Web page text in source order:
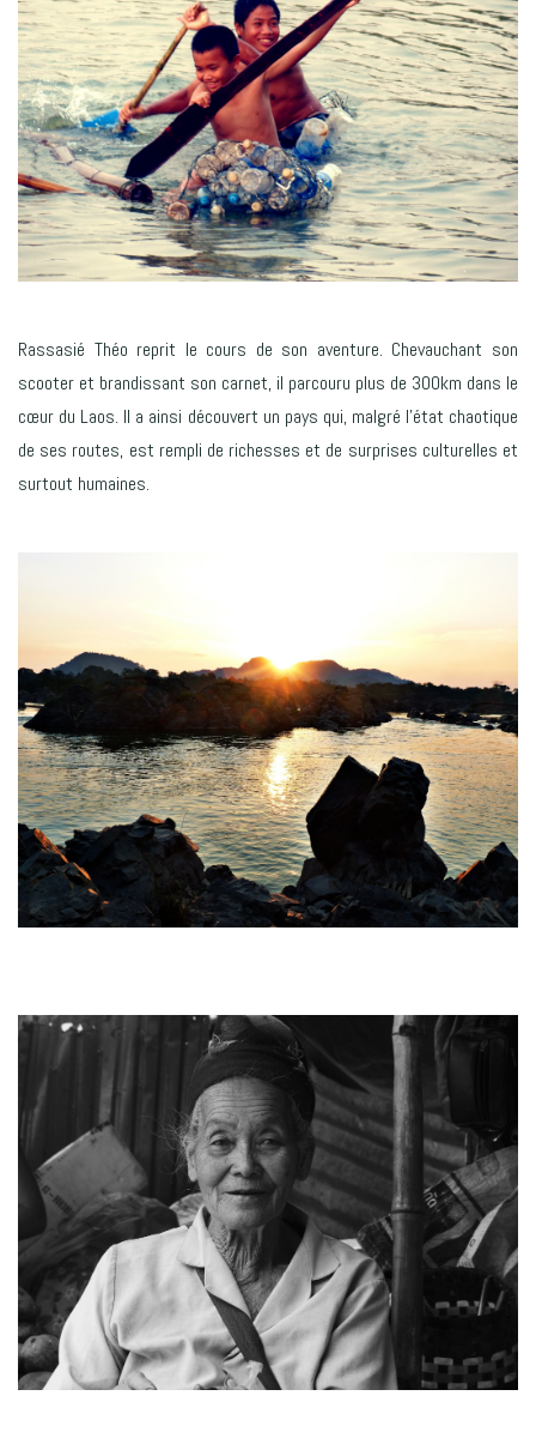
Rassasié Théo reprit le cours de son aventure. Chevauchant son
scooter et brandissant son carnet, il parcouru plus de 300km dans le
cœur du Laos. Il a ainsi découvert un pays qui, malgré l’état chaotique
de ses routes, est rempli de richesses et de surprises culturelles et
surtout humaines.